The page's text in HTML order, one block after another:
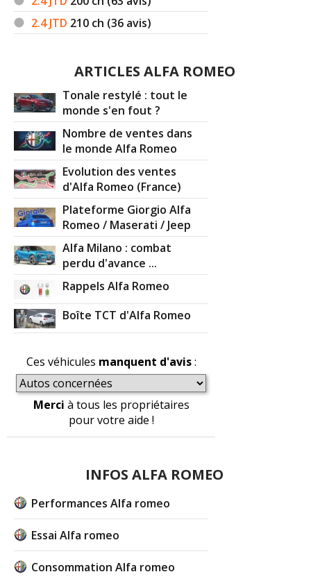
2.4 JTD 210 ch (36 avis)
ARTICLES ALFA ROMEO
Tonale restylé : tout le
monde s'en fout ?
Nombre de ventes dans
le monde Alfa Romeo
Evolution des ventes
d'Alfa Romeo (France)
Plateforme Giorgio Alfa
Romeo / Maserati / Jeep
Alfa Milano : combat
perdu d'avance ...
Rappels Alfa Romeo
Boîte TCT d'Alfa Romeo
Ces véhicules manquent d'avis:
Merci à tous les propriétaires
pour votre aide !
INFOS ALFA ROMEO
Performances Alfa romeo
Essai Alfa romeo
Consommation Alfa romeo